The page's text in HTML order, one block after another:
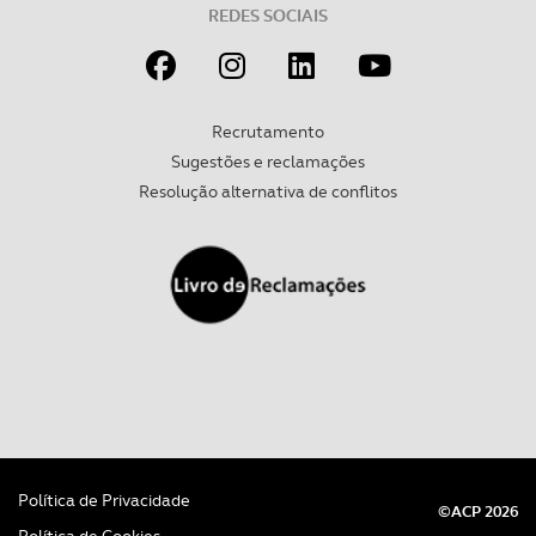
disponibilizados.
REDES SOCIAIS
Recrutamento
Sugestões e reclamações
Resolução alternativa de conflitos
Política de Privacidade
©ACP 2026